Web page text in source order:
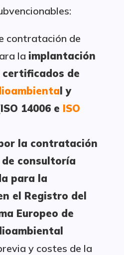
contratación de
la implantación
certificados de
l y
14006 e ISO
la contratación
consultoría
para la
el Registro del
Europeo de
y costes de la